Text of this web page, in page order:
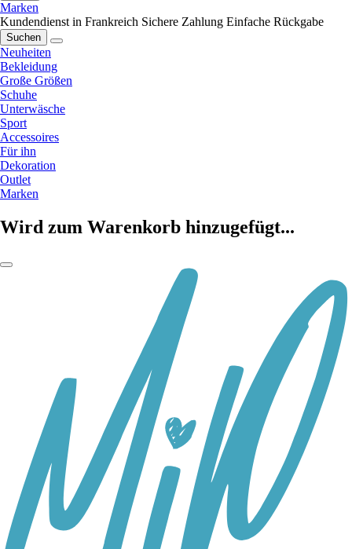
Marken
Kundendienst in Frankreich Sichere Zahlung Einfache Rückgabe
Suchen
Neuheiten
Bekleidung
Große Größen
Schuhe
Unterwäsche
Sport
Accessoires
Für ihn
Dekoration
Outlet
Marken
Wird zum Warenkorb hinzugefügt...